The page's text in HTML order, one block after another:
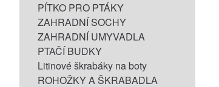
PÍTKO PRO PTÁKY
ZAHRADNÍ SOCHY
ZAHRADNÍ UMYVADLA
PTAČÍ BUDKY
Litinové škrabáky na boty
ROHOŽKY A ŠKRABADLA